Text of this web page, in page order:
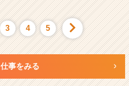
3 4 5
仕事をみる